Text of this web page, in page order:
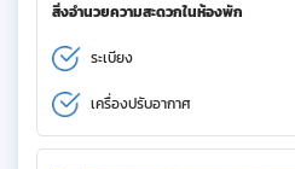
สิ่งอำนวยความสะดวกในห้องพัก
ระเบียง
เครื่องปรับอากาศ